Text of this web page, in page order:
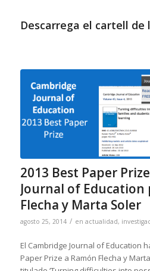
Descarrega el cartell de
2013 Best Paper
Journal of Education
Flecha y Marta Soler
agosto 25, 2014 / en actualidad,
El Cambridge Journal of Education
Paper Prize a Ramón Flecha y